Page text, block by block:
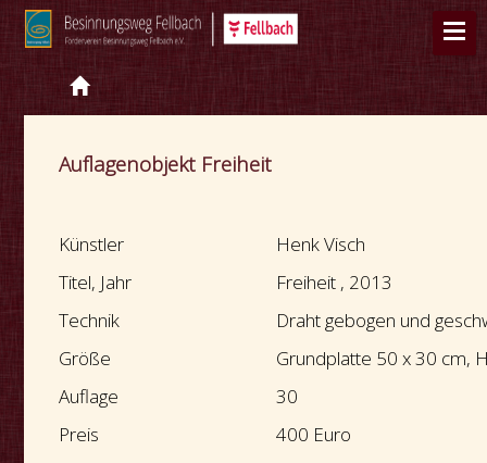
Auflagenobjekt Freiheit
Künstler
Henk Visch
Titel, Jahr
Freiheit , 2013
Technik
Draht gebogen und
Größe
Grundplatte 50 x 30 cm,
Auflage
30
Preis
400 Euro